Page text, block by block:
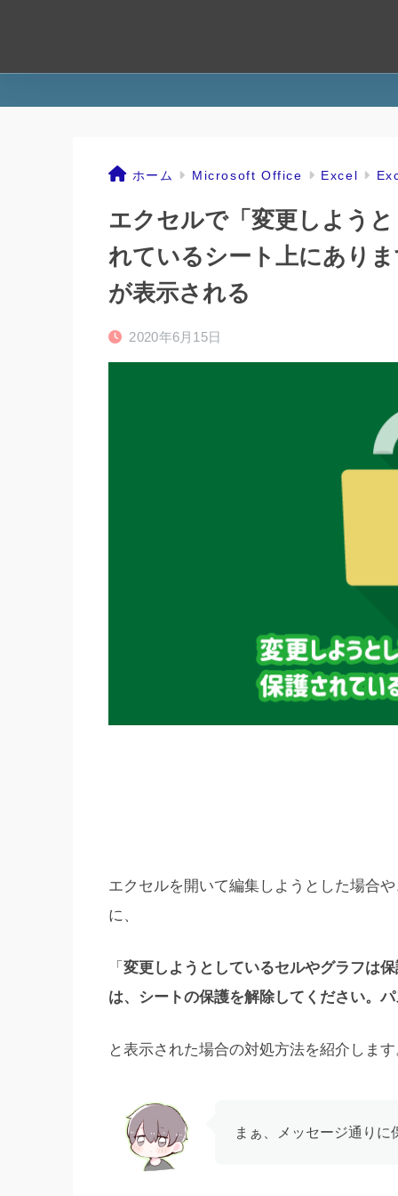
ホーム Microsoft Office Excel
エクセルで「変更しよう
れているシート上にあり
が表示される
2020年6月15日
エクセルを開いて編集しようとした場合
に、
「 変更しようとしているセルやグラフは
は、シートの保護を解除してください。
と表示された場合の対処方法を紹介しま
まぁ、メッセージ通り